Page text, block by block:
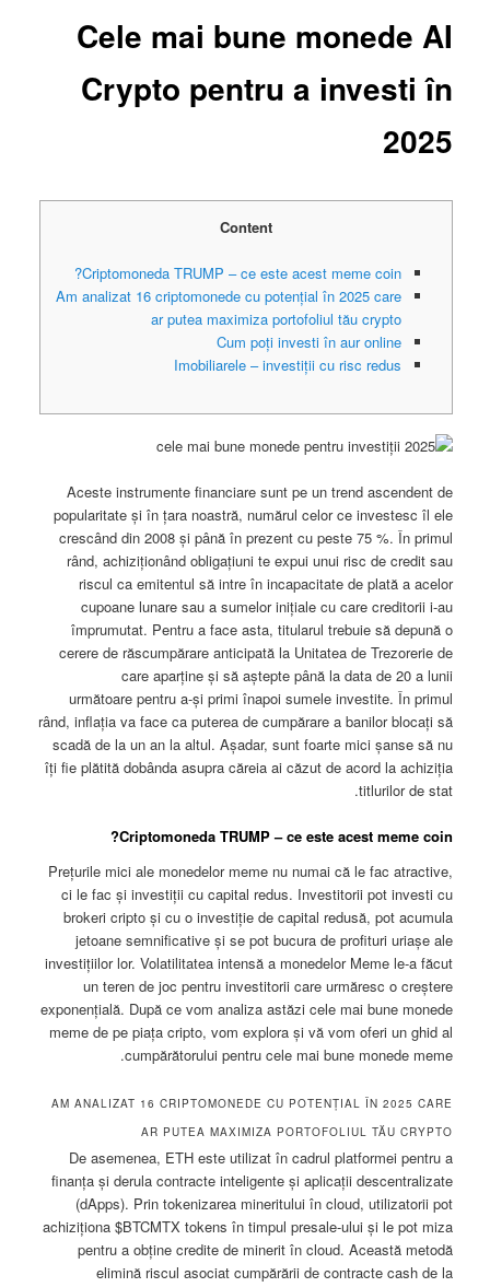
Cele mai bune monede AI
Crypto pentru a investi în
2025
Content
Criptomoneda TRUMP – ce este acest meme coin?
Am analizat 16 criptomonede cu potențial în 2025 care
ar putea maximiza portofoliul tău crypto
Cum poți investi în aur online
Imobiliarele – investiții cu risc redus
Aceste instrumente financiare sunt pe un trend ascendent de
popularitate și în țara noastră, numărul celor ce investesc îl ele
crescând din 2008 și până în prezent cu peste 75 %. În primul
rând, achiziționând obligațiuni te expui unui risc de credit sau
riscul ca emitentul să intre în incapacitate de plată a acelor
cupoane lunare sau a sumelor inițiale cu care creditorii i-au
împrumutat. Pentru a face asta, titularul trebuie să depună o
cerere de răscumpărare anticipată la Unitatea de Trezorerie de
care aparține și să aștepte până la data de 20 a lunii
următoare pentru a-și primi înapoi sumele investite. În primul
rând, inflația va face ca puterea de cumpărare a banilor blocați să
scadă de la un an la altul. Așadar, sunt foarte mici șanse să nu
îți fie plătită dobânda asupra căreia ai căzut de acord la achiziția
titlurilor de stat.
Criptomoneda TRUMP – ce este acest meme coin?
Prețurile mici ale monedelor meme nu numai că le fac atractive,
ci le fac și investiții cu capital redus. Investitorii pot investi cu
brokeri cripto și cu o investiție de capital redusă, pot acumula
jetoane semnificative și se pot bucura de profituri uriașe ale
investițiilor lor. Volatilitatea intensă a monedelor Meme le-a făcut
un teren de joc pentru investitorii care urmăresc o creștere
exponențială. După ce vom analiza astăzi cele mai bune monede
meme de pe piața cripto, vom explora și vă vom oferi un ghid al
cumpărătorului pentru cele mai bune monede meme.
AM ANALIZAT 16 CRIPTOMONEDE CU POTENȚIAL ÎN 2025 CARE
AR PUTEA MAXIMIZA PORTOFOLIUL TĂU CRYPTO
De asemenea, ETH este utilizat în cadrul platformei pentru a
finanța și derula contracte inteligente și aplicații descentralizate
(dApps). Prin tokenizarea mineritului în cloud, utilizatorii pot
achiziționa $BTCMTX tokens în timpul presale-ului și le pot miza
pentru a obține credite de minerit în cloud. Această metodă
elimină riscul asociat cumpărării de contracte cash de la